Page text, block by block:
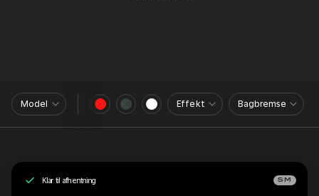
Model Effekt Bagbremse
Klar til afhentning SM